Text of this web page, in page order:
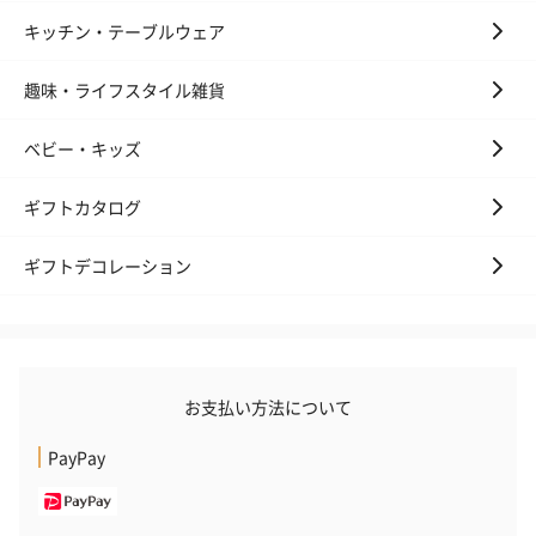
キッチン・テーブルウェア
趣味・ライフスタイル雑貨
ベビー・キッズ
ギフトカタログ
ギフトデコレーション
お支払い方法について
PayPay